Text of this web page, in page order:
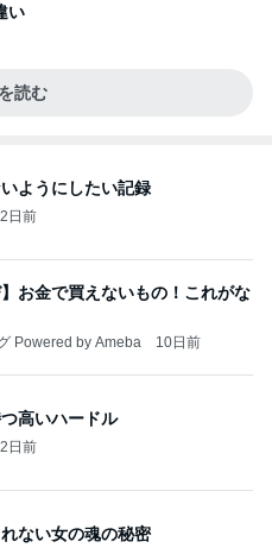
い
読む
ようにしたい記録
2日前
】お金で買えないもの！これがな
Powered by Ameba 10日前
高いハードル
2日前
ない女の魂の秘密